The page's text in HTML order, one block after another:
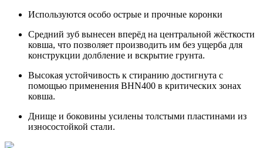
Используются особо острые и прочные коронки
Средний зуб вынесен вперёд на центральной жёсткости
ковша, что позволяет производить им без ущерба для
конструкции долбление и вскрытие грунта.
Высокая устойчивость к стиранию достигнута с
помощью применения BHN400 в критических зонах
ковша.
Днище и боковины усилены толстыми пластинами из
износостойкой стали.